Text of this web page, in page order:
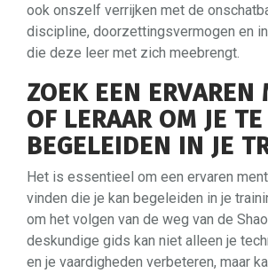
ook onszelf verrijken met de
discipline, doorzettingsvermogen en
die deze leer met zich meebrengt.
ZOEK EEN ERVAREN
OF LERAAR OM JE TE
BEGELEIDEN IN JE
Het is essentieel om een ervaren
vinden die je kan begeleiden in je
om het volgen van de weg van de
deskundige gids kan niet alleen je
en je vaardigheden verbeteren, maar